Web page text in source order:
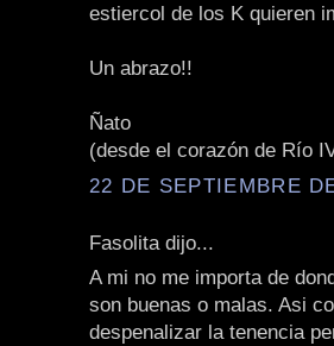
estiercol de los K quieren
Un abrazo!!
Ñato
(desde el corazón de Río
22 DE SEPTIEMBRE
Fasolita dijo...
A mi no me importa de
son buenas o malas. Asi
despenalizar la tenencia